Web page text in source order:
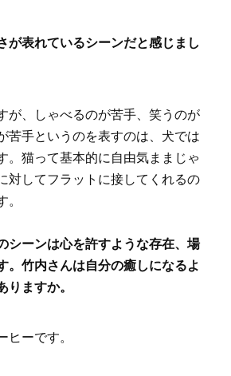
表れているシーンだと感じまし
が、しゃべるのが苦手、笑うのが
苦手というのを表すのは、犬では
。猫って基本的に自由気ままじゃ
してフラットに接してくれるの
。
ーンは心を許すような存在、場
。竹内さんは自分の癒しになるよ
りますか。
ーです。